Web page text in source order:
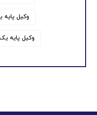
وکیل
وکیل پایه